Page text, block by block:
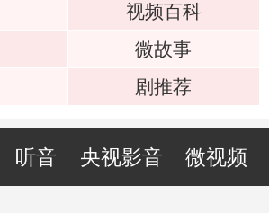
视频百科
微故事
剧推荐
听音 央视影音 微视频